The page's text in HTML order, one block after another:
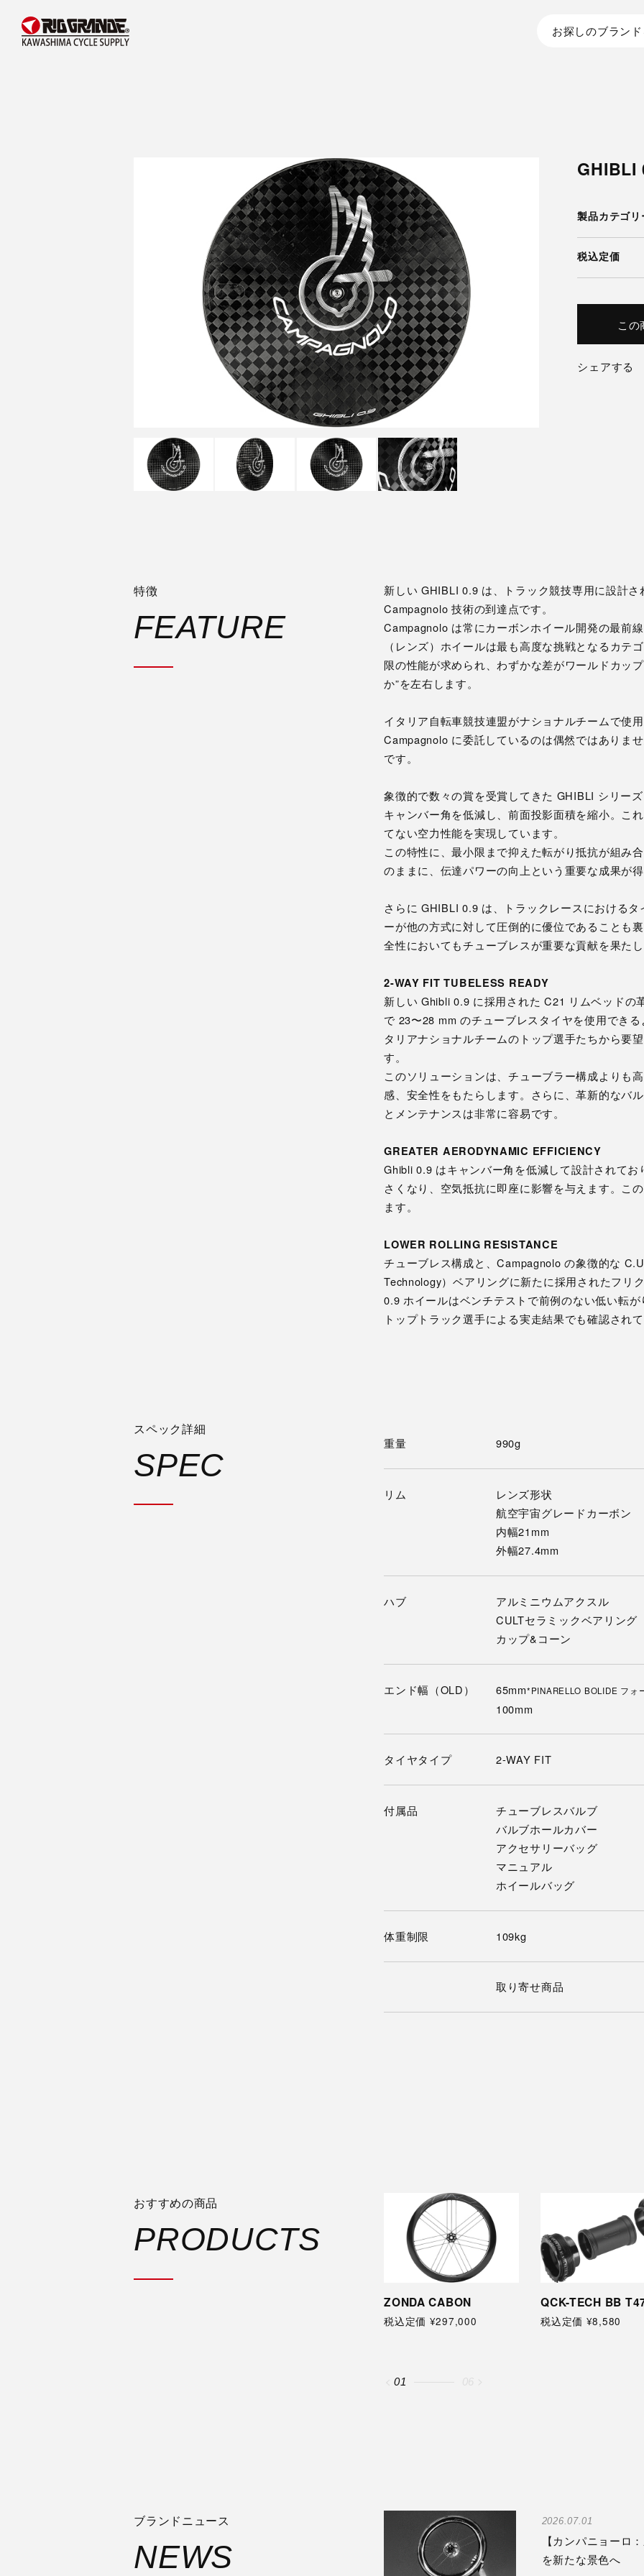
お探しのブラン
GHIBLI
製品カテゴリ
税込定価
こ
シェアする
特徴
FEATURE
新しい GHIBLI 0.9 は、トラック競技専用に設計
Campagnolo 技術の到達点です。
Campagnolo は常にカーボンホイール開発の最前
（レンズ）ホイールは最も高度な挑戦となるカテ
限の性能が求められ、わずかな差がワールドカッ
か”を左右します。
イタリア自転車競技連盟がナショナルチームで使
Campagnolo に委託しているのは偶然ではありま
です。
象徴的で数々の賞を受賞してきた GHIBLI シリー
キャンバー角を低減し、前面投影面積を縮小。こ
てない空力性能を実現しています。
この特性に、最小限まで抑えた転がり抵抗が組み
のままに、伝達パワーの向上という重要な成果が
さらに GHIBLI 0.9 は、トラックレースにおける
ーが他の方式に対して圧倒的に優位であることも
全性においてもチューブレスが重要な貢献を果た
2-WAY FIT TUBELESS READY
新しい Ghibli 0.9 に採用された C21 リムベッドの
で 23〜28 mm のチューブレスタイヤを使用でき
タリアナショナルチームのトップ選手たちから要
す。
このソリューションは、チューブラー構成よりも
感、安全性をもたらします。さらに、革新的なバ
とメンテナンスは非常に容易です。
GREATER AERODYNAMIC EFFICIENCY
Ghibli 0.9 はキャンバー角を低減して設計されて
さくなり、空気抵抗に即座に影響を与えます。こ
ます。
LOWER ROLLING RESISTANCE
チューブレス構成と、Campagnolo の象徴的な
Technology）ベアリングに新たに採用されたフリ
0.9 ホイールはベンチテストで前例のない低い転
トップトラック選手による実走結果でも確認され
スペック詳細
SPEC
重量 990g
リム
レンズ形状
航空宇宙グレードカーボン
内幅21mm
外幅27.4mm
ハブ
アルミニウムアクスル
CULTセラミックベアリング
カップ&コーン
エンド幅（OLD） 65mm*PINARELLO BOLIDE フォ
100mm
タイヤタイプ 2-WAY FIT
付属品
チューブレスバルブ
バルブホールカバー
アクセサリーバッグ
マニュアル
ホイールバッグ
体重制限 109kg
取り寄せ商品
おすすめの商品
PRODUCTS
ZONDA CABON
税込定価 ¥297,000
QCK-TECH BB
税込定価 ¥8,580
01
ブランドニュース
NEWS
2026.07.01
【カンパニョーロ
を新たな景色へ